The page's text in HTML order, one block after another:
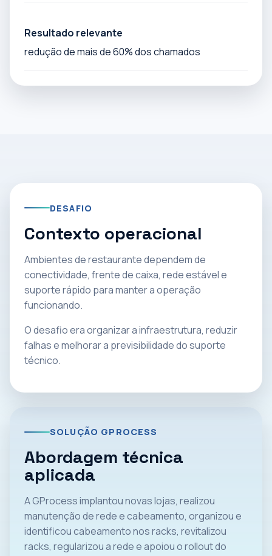
Resultado relevante
redução de mais de 60% dos chamados
DESAFIO
Contexto operacional
Ambientes de restaurante dependem de
conectividade, frente de caixa, rede estável e
suporte rápido para manter a operação
funcionando.
O desafio era organizar a infraestrutura, reduzir
falhas e melhorar a previsibilidade do suporte
técnico.
SOLUÇÃO GPROCESS
Abordagem técnica
aplicada
A GProcess implantou novas lojas, realizou
manutenção de rede e cabeamento, organizou e
identificou cabeamento nos racks, revitalizou
racks, regularizou a rede e apoiou o rollout do